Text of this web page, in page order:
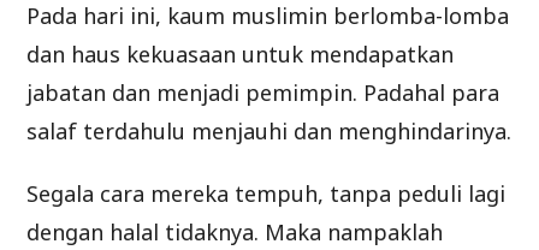
Pada hari ini, kaum muslimin berlomba-lomba
dan haus kekuasaan untuk mendapatkan
jabatan dan menjadi pemimpin. Padahal para
salaf terdahulu menjauhi dan menghindarinya.
Segala cara mereka tempuh, tanpa peduli lagi
dengan halal tidaknya. Maka nampaklah